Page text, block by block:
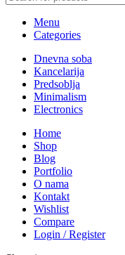
Menu
Categories
Dnevna soba
Kancelarija
Predsoblja
Minimalism
Electronics
Home
Shop
Blog
Portfolio
O nama
Kontakt
Wishlist
Compare
Login / Register